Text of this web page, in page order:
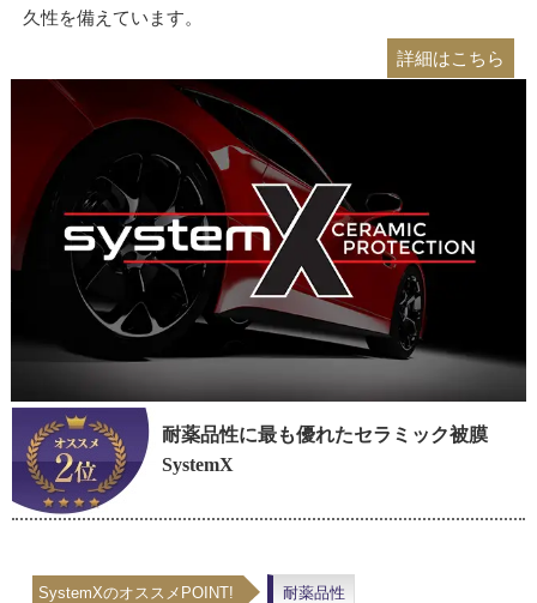
久性を備えています。
詳細はこちら
耐薬品性に最も優れたセラミック被膜
SystemX
SystemXのオススメPOINT! 耐薬品性